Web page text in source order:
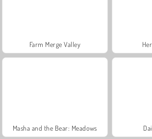
Farm Merge Valley
Masha and the Bear: Meadows